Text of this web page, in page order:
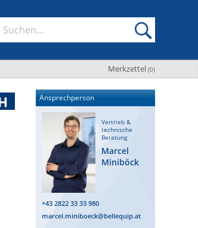
Merkzettel (0)
Ansprechperson
Vertrieb &
technische
Beratung
Marcel
Miniböck
+43 2822 33 33 980
marcel.miniboeck@bellequip.at